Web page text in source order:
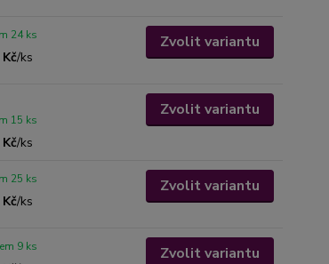
/ks
24 ks Zvolit variantu
/ks
15 ks
Zvolit variantu
/ks
25 ks Zvolit variantu
9 ks Zvolit variantu